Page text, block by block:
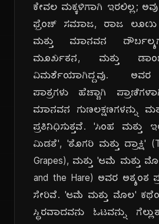
ಕೇವಲ ಮಕ್ಕಳಿಗಾಗಿ ಇರಲಿಲ್ಲ;
ಫ್ರೆಂಚ್ ಸಮಾಜ, ರಾಜ ಲೂಯಿ
ಮತ್ತು ಮಾನವನ
ಮೂರ್ಖತನ, ಮತ್ತು
ವಿಮರ್ಶೆಯಾಗಿದ್ದವು. ಅವರ
ಪಾತ್ರಗಳು ಹೆಚ್ಚಾಗಿ
ಮಾನವನ ಗುಣಲಕ್ಷಣಗಳನ್ನು
ಪ್ರತಿನಿಧಿಸುತ್ತವೆ. 'ಸಿಂಹ ಮತ್ತು
ಮಿಡತೆ', 'ತೊಗರಿ ಮತ್ತು ದ್ರಾಕ್ಷಿ'
Grapes), ಮತ್ತು 'ಆಮೆ ಮತ್ತು
and the Hare) ಅವರ ಅತ್ಯಂತ
ಸೇರಿವೆ. 'ಆಮೆ ಮತ್ತು ಮೊಲ'
ಸ್ಥಿರವಾದವನು ಓಟವನ್ನು